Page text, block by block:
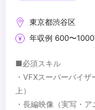
東京都渋谷区
年収例 600〜
■必須スキル
・VFXスーパーバイ
上）
・長編映像（実写・